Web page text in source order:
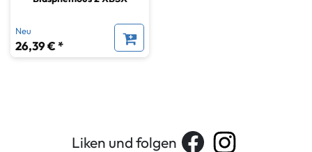
Neu
26,39 € *
Liken und folgen